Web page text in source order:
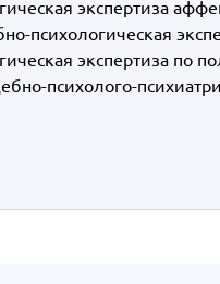
экспертиза
психологическая
экспертиза по
психолого-